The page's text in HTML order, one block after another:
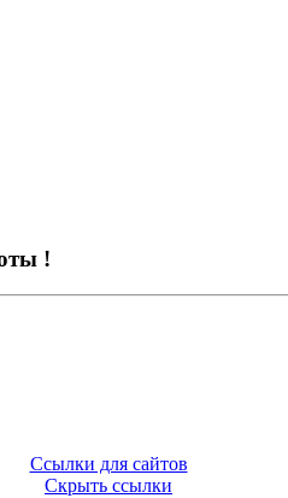
!
Ссылки для сайтов
Скрыть ссылки